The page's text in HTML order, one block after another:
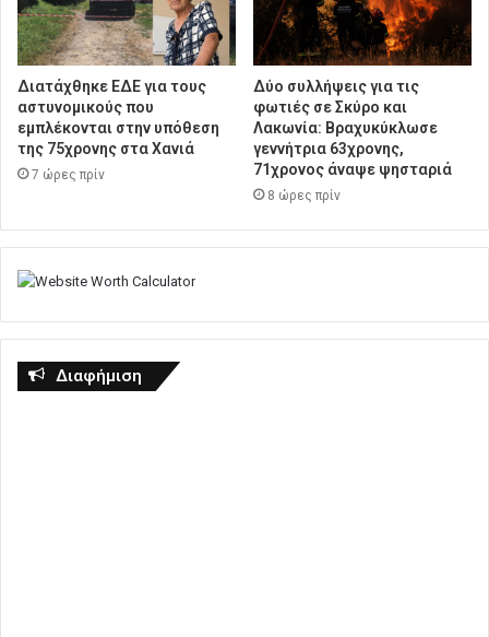
Διατάχθηκε ΕΔΕ για τους
αστυνομικούς που
εμπλέκονται στην υπόθεση
της 75χρονης στα Χανιά
7 ώρες πρίν
Δύο συλλήψεις για τις
φωτιές σε Σκύρο και
Λακωνία: Βραχυκύκλωσε
γεννήτρια 63χρονης,
71χρονος άναψε ψησταριά
8 ώρες πρίν
Διαφήμιση